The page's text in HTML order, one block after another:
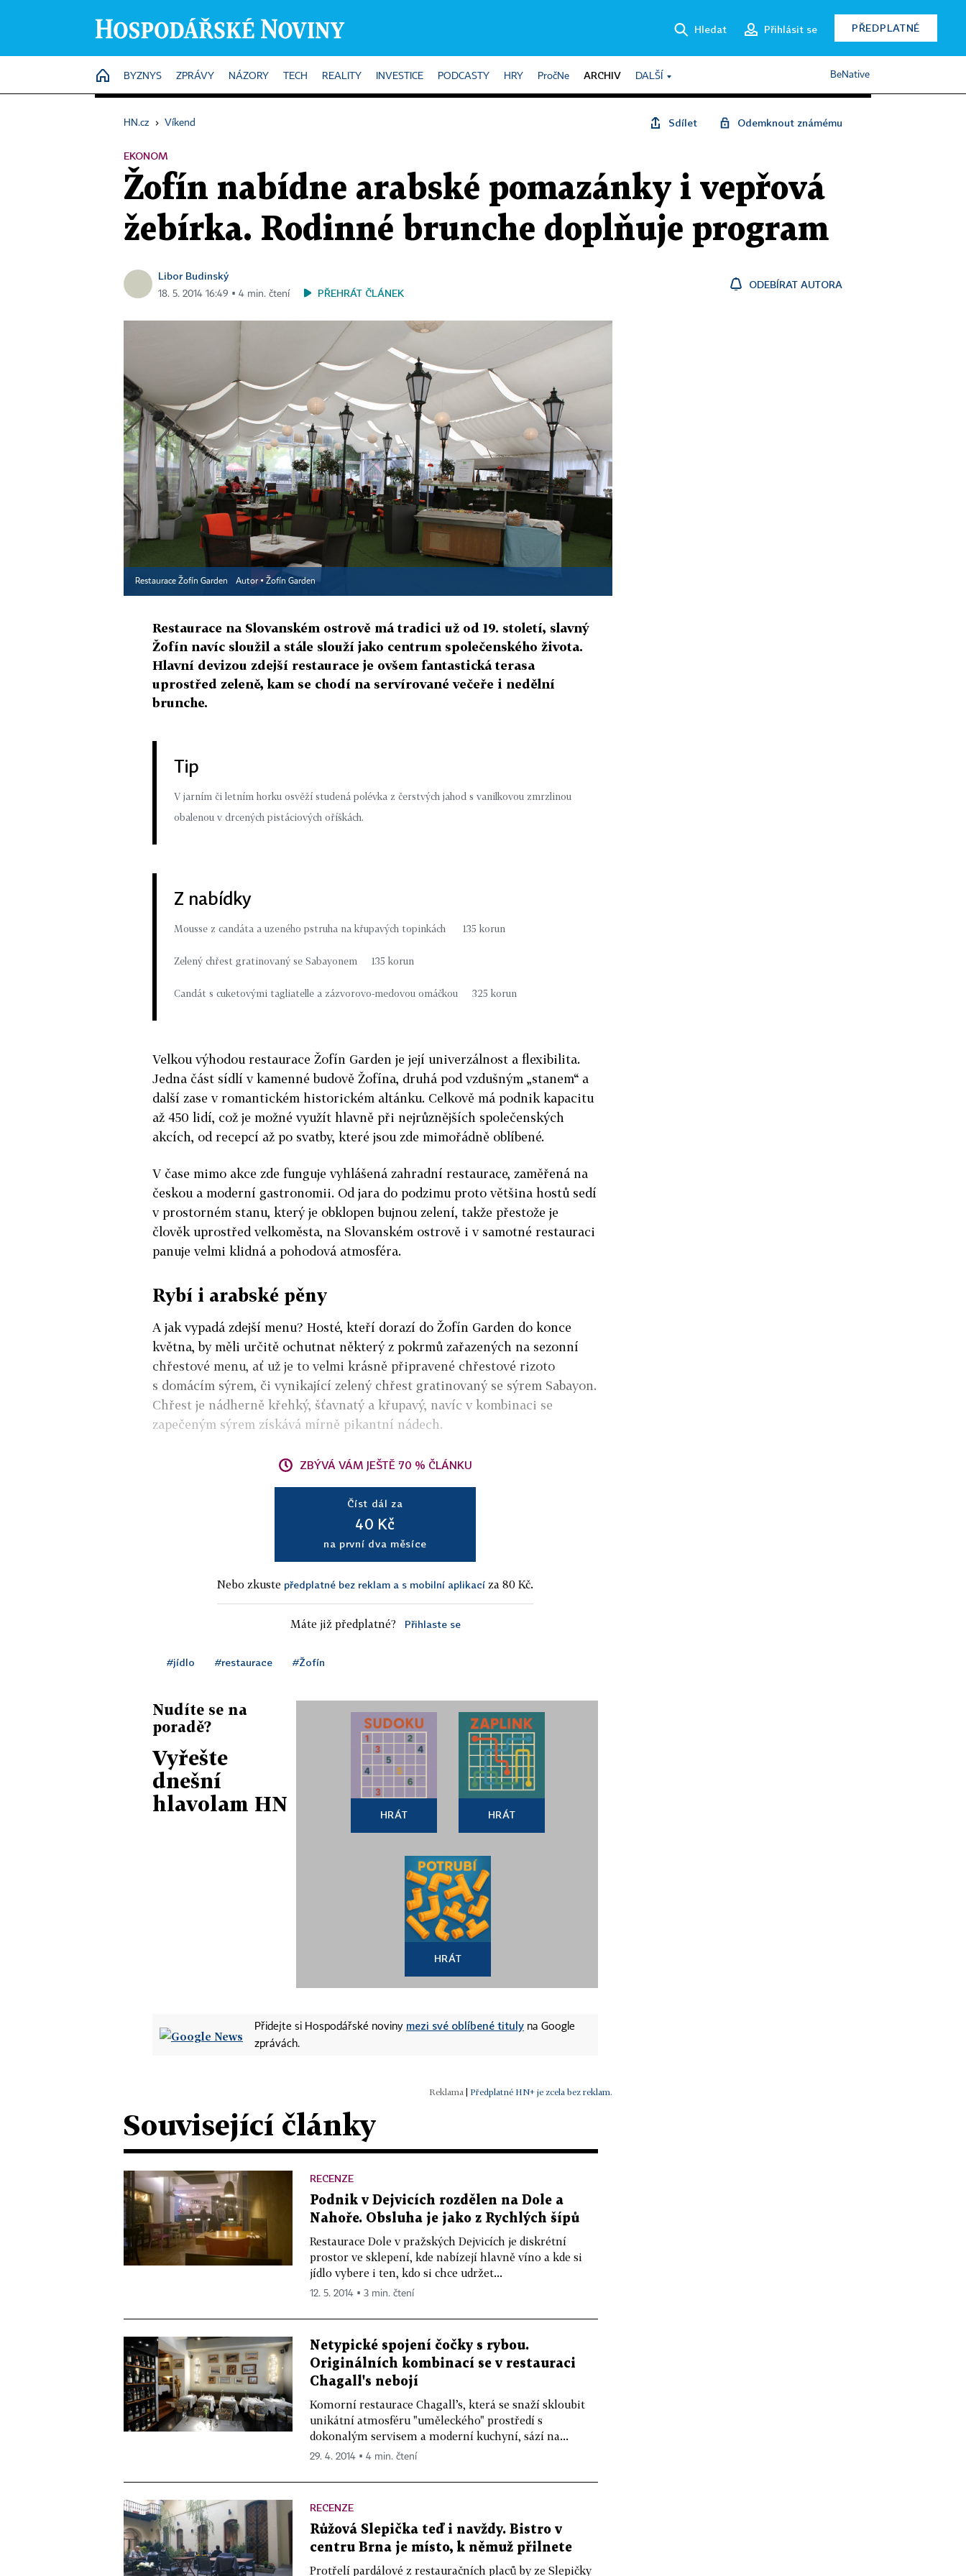
Hledat Přihlásit se PŘEDPLATNÉ
HOME
BYZNYS ZPRÁVY NÁZORY TECH REALITY INVESTICE PODCASTY HRY PročNe ARCHIV DALŠÍ BeNative
HN.cz › Víkend Sdílet Odemknout známému
EKONOM
Žofín nabídne arabské pomazánky i vepřová
žebírka. Rodinné brunche doplňuje program
Libor Budinský
18. 5. 2014 16:49 ▪ 4 min. čtení PŘEHRÁT ČLÁNEK
ODEBÍRAT AUTORA
Restaurace Žofín Garden Autor ▪Žofín Garden
Restaurace na Slovanském ostrově má tradici už od 19. století, slavný
Žofín navíc sloužil a stále slouží jako centrum společenského života.
Hlavní devizou zdejší restaurace je ovšem fantastická terasa
uprostřed zeleně, kam se chodí na servírované večeře i nedělní
brunche.
Tip
V jarním či letním horku osvěží studená polévka z čerstvých jahod s vanilkovou zmrzlinou
obalenou v drcených pistáciových oříškách.
Z nabídky
Mousse z candáta a uzeného pstruha na křupavých topinkách 135 korun
Zelený chřest gratinovaný se Sabayonem 135 korun
Candát s cuketovými tagliatelle a zázvorovo-medovou omáčkou 325 korun
Velkou výhodou restaurace Žofín Garden je její univerzálnost a flexibilita.
Jedna část sídlí v kamenné budově Žofína, druhá pod vzdušným „stanem“ a
další zase v romantickém historickém altánku. Celkově má podnik kapacitu
až 450 lidí, což je možné využít hlavně při nejrůznějších společenských
akcích, od recepcí až po svatby, které jsou zde mimořádně oblíbené.
V čase mimo akce zde funguje vyhlášená zahradní restaurace, zaměřená na
českou a moderní gastronomii. Od jara do podzimu proto většina hostů sedí
v prostorném stanu, který je obklopen bujnou zelení, takže přestože je
člověk uprostřed velkoměsta, na Slovanském ostrově i v samotné restauraci
panuje velmi klidná a pohodová atmosféra.
Rybí i arabské pěny
A jak vypadá zdejší menu? Hosté, kteří dorazí do Žofín Garden do konce
května, by měli určitě ochutnat některý z pokrmů zařazených na sezonní
chřestové menu, ať už je to velmi krásně připravené chřestové rizoto
s domácím sýrem, či vynikající zelený chřest gratinovaný se sýrem Sabayon.
Chřest je nádherně křehký, šťavnatý a křupavý, navíc v kombinaci se
zapečeným sýrem získává mírně pikantní nádech.
ZBÝVÁ VÁM JEŠTĚ 70 % ČLÁNKU
Číst dál za
40 Kč
na první dva měsíce
Nebo zkuste předplatné bez reklam a s mobilní aplikací za 80 Kč.
Máte již předplatné? Přihlaste se
#jídlo #restaurace #Žofín
Nudíte se na
poradě?
Vyřešte
dnešní
hlavolam HN
HRÁT HRÁT
HRÁT
Přidejte si Hospodářské noviny mezi své oblíbené tituly na Google
zprávách.
| Předplatné HN+ je zcela bez reklam.
Související články
RECENZE
Podnik v Dejvicích rozdělen na Dole a
Nahoře. Obsluha je jako z Rychlých šípů
Restaurace Dole v pražských Dejvicích je diskrétní
prostor ve sklepení, kde nabízejí hlavně víno a kde si
jídlo vybere i ten, kdo si chce udržet...
12. 5. 2014 ▪ 3 min. čtení
Netypické spojení čočky s rybou.
Originálních kombinací se v restauraci
Chagall's nebojí
Komorní restaurace Chagall’s, která se snaží skloubit
unikátní atmosféru "uměleckého" prostředí s
dokonalým servisem a moderní kuchyní, sází na...
29. 4. 2014 ▪ 4 min. čtení
RECENZE
Růžová Slepička teď i navždy. Bistro v
centru Brna je místo, k němuž přilnete
Protřelí pardálové z restauračních placů by ze Slepičky